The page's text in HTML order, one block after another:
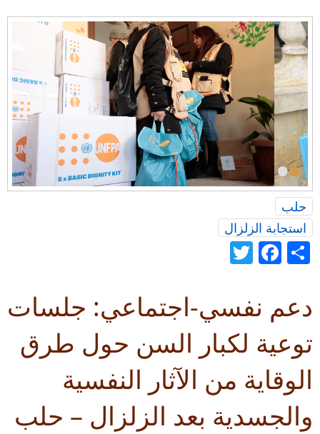
•
•
حلب
استجابة الزلزال
Share
Facebook
دعم نفسي-اجتماعي: جلسات
توعية لكبار السن حول طرق
الوقاية من الآثار النفسية
والجسدية بعد الزلزال – حلب